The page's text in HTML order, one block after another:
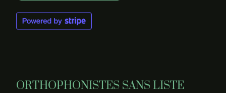
ORTHOPHONISTES SANS LISTE